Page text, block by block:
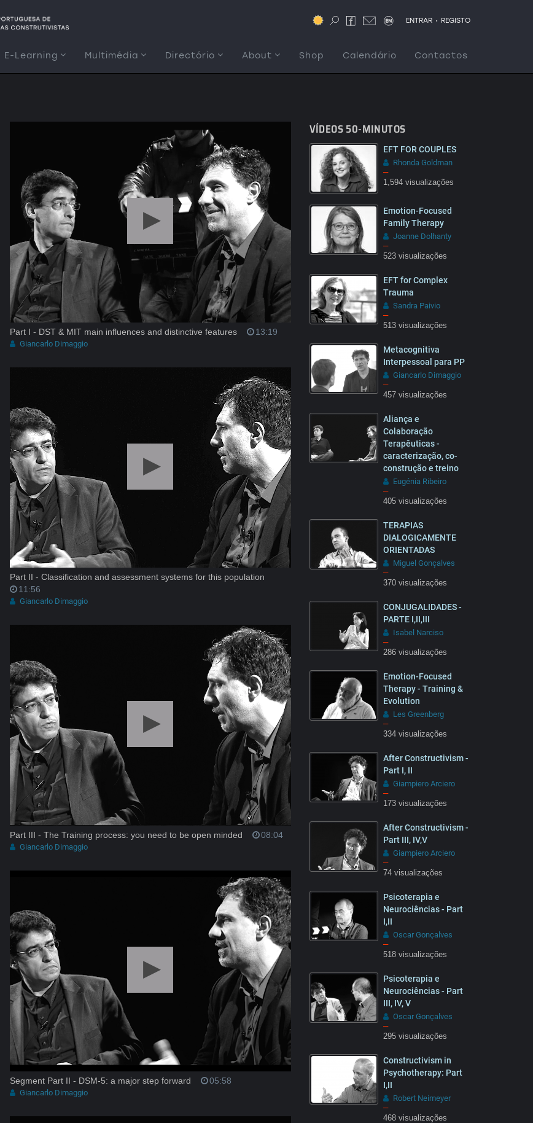
ENTRAR . REGISTO
E-Learning Multimédia Directório About Shop Calendário Contactos
Part I - DST & MIT main influences and distinctive features 13:19
Giancarlo Dimaggio
Part II - Classification and assessment systems for this population
11:56
Giancarlo Dimaggio
Part III - The Training process: you need to be open minded 08:04
Giancarlo Dimaggio
Segment Part II - DSM-5: a major step forward 05:58
Giancarlo Dimaggio
VÍDEOS 50-MINUTOS
08:03
EFT FOR COUPLES
Rhonda Goldman
–
1,594 visualizações
14:45
Emotion-Focused
Family Therapy
Joanne Dolhanty
–
523 visualizações
02:18
EFT for Complex
Trauma
Sandra Paivio
–
513 visualizações
1:31
Metacognitiva
Interpessoal para PP
Giancarlo Dimaggio
–
457 visualizações
Aliança e
Colaboração
Terapêuticas -
caracterização, co-
construção e treino
Eugénia Ribeiro
–
405 visualizações
TERAPIAS
DIALOGICAMENTE
ORIENTADAS
Miguel Gonçalves
–
370 visualizações
25:55
CONJUGALIDADES -
PARTE I,II,III
Isabel Narciso
–
286 visualizações
Emotion-Focused
Therapy - Training &
Evolution
Les Greenberg
–
334 visualizações
08:51
After Constructivism -
Part I, II
Giampiero Arciero
–
173 visualizações
07:05
After Constructivism -
Part III, IV,V
Giampiero Arciero
–
74 visualizações
Psicoterapia e
Neurociências - Part
I,II
Oscar Gonçalves
–
518 visualizações
Psicoterapia e
Neurociências - Part
III, IV, V
Oscar Gonçalves
–
295 visualizações
Constructivism in
Psychotherapy: Part
I,II
Robert Neimeyer
–
468 visualizações